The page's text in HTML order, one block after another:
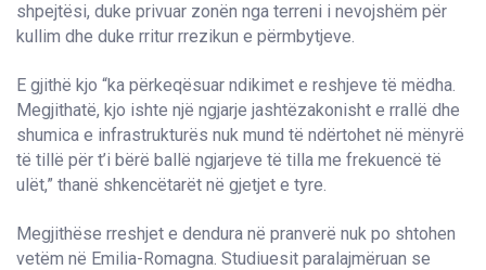
shpejtësi, duke privuar zonën nga terreni i nevojshëm për
kullim dhe duke rritur rrezikun e përmbytjeve.
E gjithë kjo “ka përkeqësuar ndikimet e reshjeve të mëdha.
Megjithatë, kjo ishte një ngjarje jashtëzakonisht e rrallë dhe
shumica e infrastrukturës nuk mund të ndërtohet në mënyrë
të tillë për t’i bërë ballë ngjarjeve të tilla me frekuencë të
ulët,” thanë shkencëtarët në gjetjet e tyre.
Megjithëse rreshjet e dendura në pranverë nuk po shtohen
vetëm në Emilia-Romagna. Studiuesit paralajmëruan se